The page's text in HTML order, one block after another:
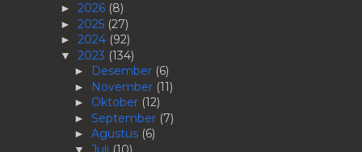
► 2026 (8)
► 2025 (27)
► 2024 (92)
▼ 2023 (134)
► Desember (6)
► November (11)
► Oktober (12)
► September (7)
► Agustus (6)